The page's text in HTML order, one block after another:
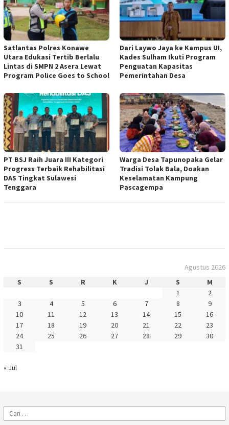
Satlantas Polres Konawe
Utara Edukasi Tertib Berlalu
Lintas di SMPN 2 Asera Lewat
Program Police Goes to School
Dari Laywo Jaya ke Kampus UI,
Kades Sulham Ikuti Program
Penguatan Kapasitas
Pemerintahan Desa
PT BSJ Raih Juara III Kategori
Progress Terbaik Rehabilitasi
DAS Tingkat Sulawesi
Tenggara
Warga Desa Tapunopaka Gelar
Tradisi Tolak Bala, Doakan
Keselamatan Kampung
Pascagempa
Agustus 2026
S
S R K J S
M
1
2
3
4 5 6 7 8
9
10
11 12 13 14 15
16
17
18 19 20 21 22
23
24
25 26 27 28 29
30
31
« Jul
Cari
untuk: